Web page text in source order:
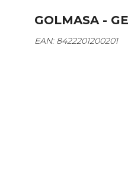
GOLMASA -
EAN: 8422201200201